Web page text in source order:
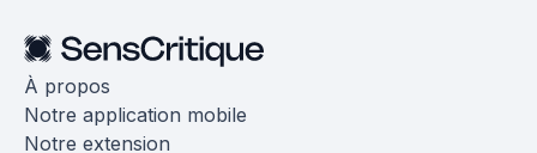
À propos
Notre application mobile
Notre extension